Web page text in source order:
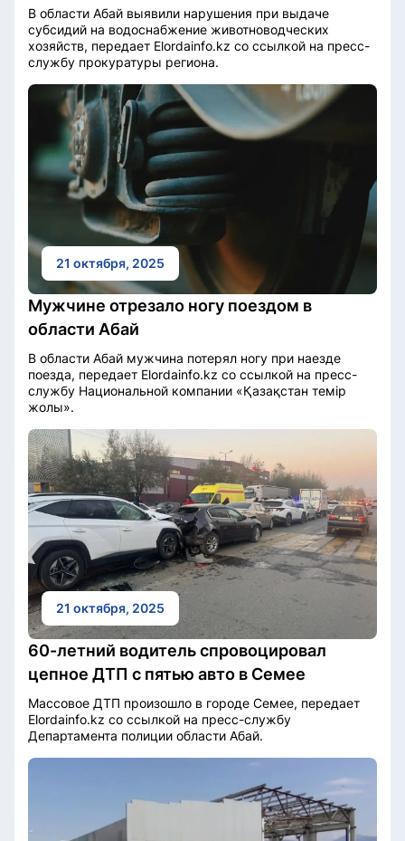
В области Абай выявили нарушения при выдаче
субсидий на водоснабжение животноводческих
хозяйств, передает Elordainfo.kz со ссылкой на пресс-
службу прокуратуры региона.
21 октября, 2025
Мужчине отрезало ногу поездом в
области Абай
В области Абай мужчина потерял ногу при наезде
поезда, передает Elordainfo.kz со ссылкой на пресс-
службу Национальной компании «Қазақстан темір
жолы».
21 октября, 2025
60-летний водитель спровоцировал
цепное ДТП с пятью авто в Семее
Массовое ДТП произошло в городе Семее, передает
Elordainfo.kz со ссылкой на пресс-службу
Департамента полиции области Абай.